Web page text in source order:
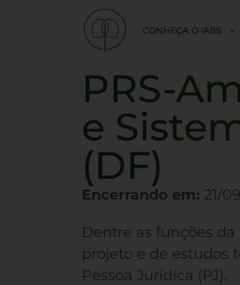
CONHEÇA O IABS
PRS-
e
(DF)
Encerrando em: 21/
Dentre as funções
projeto e de estudos
Pessoa Jurídica (PJ).